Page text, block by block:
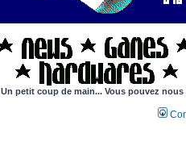
Un petit coup de main... Vous pouvez